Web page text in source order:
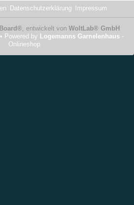
Datenschutzerklärung Impressum
, entwickelt von WoltLab® GmbH
• Powered by Logemanns Garnelenhaus -
Onlineshop